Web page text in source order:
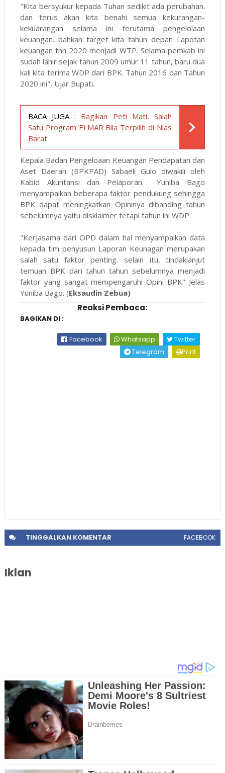
"Kita bersyukur kepada Tuhan sedikit ada perubahan.
dan terus akan kita benahi semua kekurangan-
kekuarangan selama ini terutama pengelolaan
keuangan. bahkan target kita tahun depan Lapotan
keuangan thn 2020 menjadi WTP. Selama pemkab ini
sudah lahir sejak tahun 2009 umur 11 tahun, baru dua
kali kita terima WDP dari BPK. Tahun 2016 dan Tahun
2020 ini", Ujar Bupati.
BACA JUGA : Bagikan Peti Mati, Salah
Satu Program ELMAR Bila Terpilih di Nias
Barat
Kepala Badan Pengeloaan Keuangan Pendapatan dan
Aset Daerah (BPKPAD) Sabaeli Gulo diwakili oleh
Kabid Akuntansi dan Pelaporan Yuniba Bago
menyampaikan beberapa faktor pendukung sehingga
BPK dapat meningkatkan Opininya dibanding tahun
sebelumnya yaitu disklaimer tetapi tahun ini WDP.
"Kerjasama dari OPD dalam hal menyampaikan data
kepada tim penyusun Laporan Keunagan merupakan
salah satu faktor penting. selain itu, tindaklanjut
temuan BPK dari tahun tahun sebelumnya menjadi
faktor yang sangat mempengaruhi Opini BPK" Jelas
Yuniba Bago. (Eksaudin Zebua)
Reaksi Pembaca:
BAGIKAN DI :
Facebook Whatsapp
Twitter
Telegram
Print
TINGGALKANKOMENTAR FACEBOOK
Iklan